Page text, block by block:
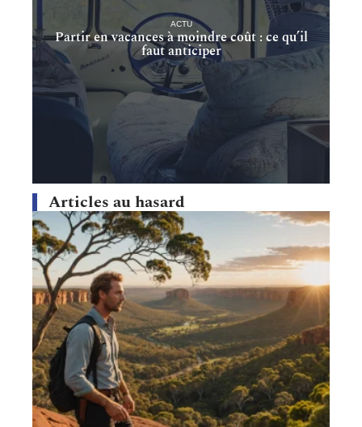
ACTU
Partir en vacances à moindre coût : ce qu’il
faut anticiper
Articles au hasard